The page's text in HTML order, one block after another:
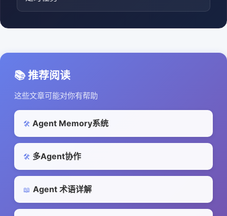
📚 推荐阅读
这些文章可能对你有帮助
🛠️ Agent Memory系统
🛠️ 多Agent协作
📖 Agent 术语详解